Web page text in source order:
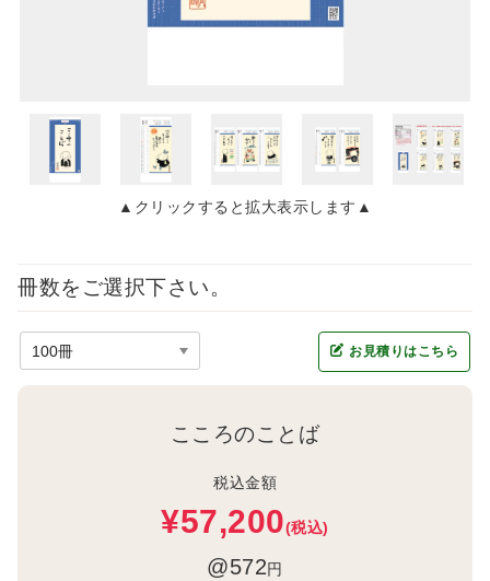
▲クリックすると拡大表示します▲
冊数をご選択下さい。
お見積りはこちら
こころのことば
税込金額
¥57,200(税込)
@572円